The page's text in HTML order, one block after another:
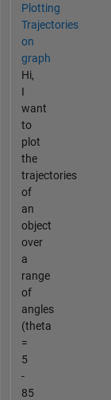
Plotting
Trajectories
on
graph
Hi,
I
want
to
plot
the
trajectories
of
an
object
over
a
range
of
angles
(theta
=
5
-
85